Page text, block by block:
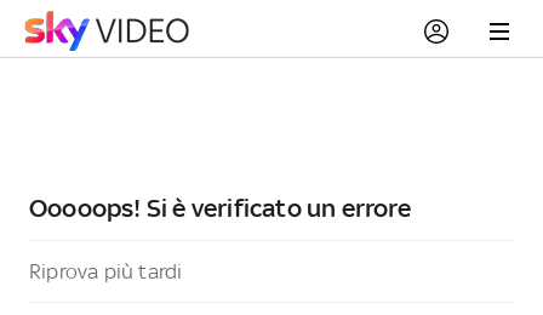
Ooooops! Si è verificato un errore
Riprova più tardi